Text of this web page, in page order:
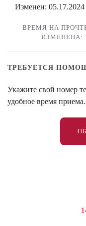
Изменен: 05.17.2024
ВРЕМЯ НА
ИЗМЕНЕНА:
ТРЕБУЕТСЯ
Укажите свой номер
удобное время приема.